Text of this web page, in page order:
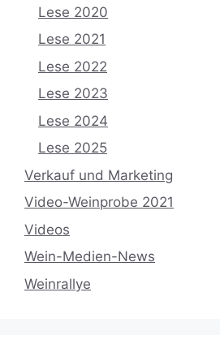
Lese 2020
Lese 2021
Lese 2022
Lese 2023
Lese 2024
Lese 2025
Verkauf und Marketing
Video-Weinprobe 2021
Videos
Wein-Medien-News
Weinrallye